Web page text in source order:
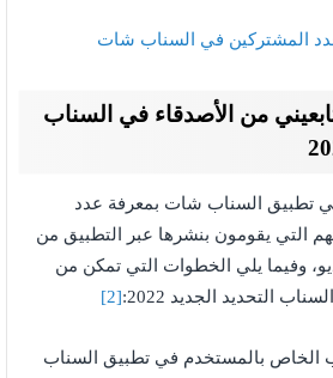
المشتركين في السناب شات
من الأصدقاء في السناب
تطبيق السناب شات بمعرفة عدد
التي يقومون بنشرها عبر التطبيق من
وفيما يلي الخطوات التي تمكن من
التحديد الجديد 2022:
[2]
الخاص بالمستخدم في تطبيق السناب